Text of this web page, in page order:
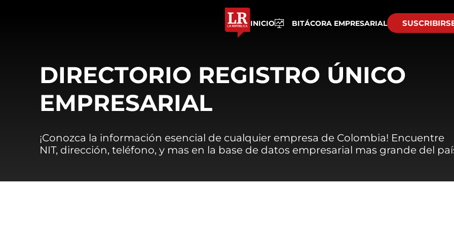
INICIO BITÁCORA EMPRESARIAL
DIRECTORIO REGISTRO ÚNICO
EMPRESARIAL
¡Conozca la información esencial de cualquier empresa de Colombia! Encuentre
NIT, dirección, teléfono, y mas en la base de datos empresarial mas grande del